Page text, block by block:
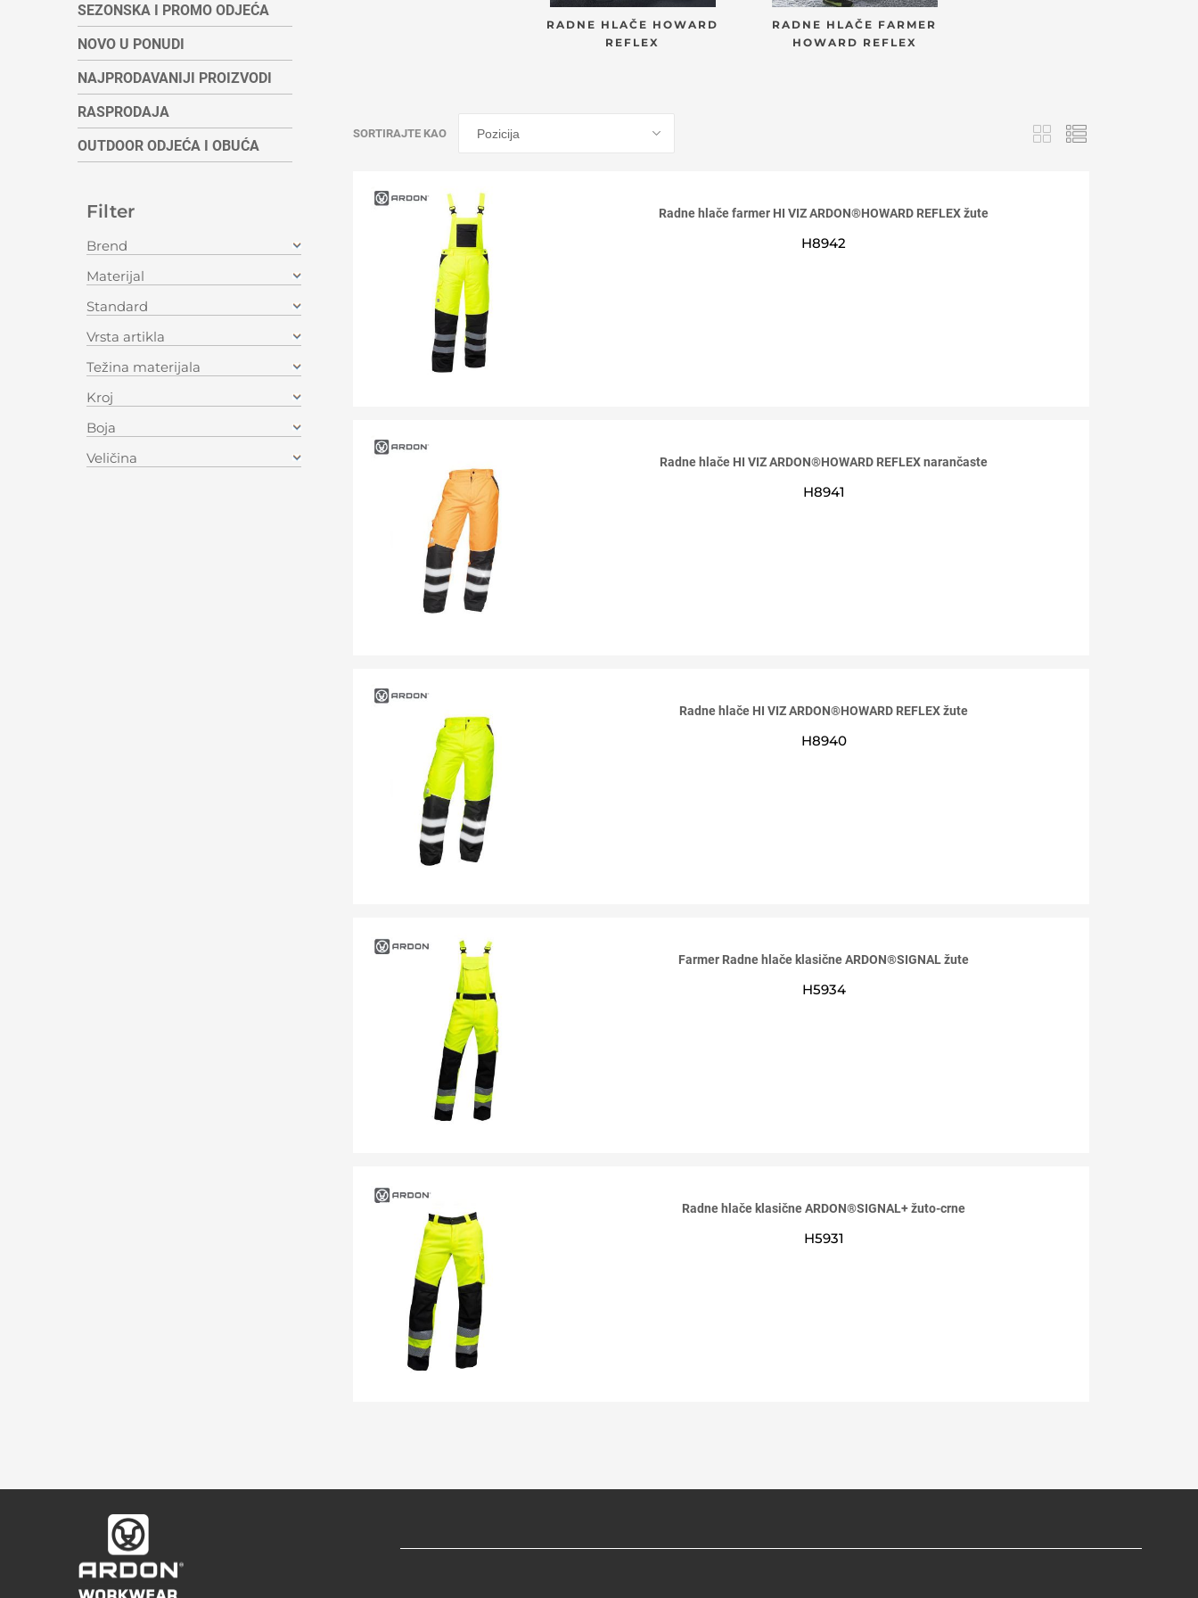
RADNE HLAČE HOWARD
REFLEX
RADNE HLAČE FARMER
HOWARD REFLEX
SORTIRAJTE KAO
Radne hlače farmer HI VIZ ARDON®HOWARD REFLEX žute
H8942
Radne hlače HI VIZ ARDON®HOWARD REFLEX narančaste
H8941
Radne hlače HI VIZ ARDON®HOWARD REFLEX žute
H8940
Farmer Radne hlače klasične ARDON®SIGNAL žute
H5934
Radne hlače klasične ARDON®SIGNAL+ žuto-crne
H5931
SEZONSKA I PROMO ODJEĆA
NOVO U PONUDI
NAJPRODAVANIJI PROIZVODI
RASPRODAJA
OUTDOOR ODJEĆA I OBUĆA
Filter
Brend
Materijal
Standard
Vrsta artikla
Težina materijala
Kroj
Boja
Veličina